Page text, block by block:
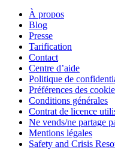
À propos
Blog
Presse
Tarification
Contact
Centre d’aide
Politique de
Préférences des
Conditions générales
Contrat de licence
Ne vends/ne partage
Mentions légales
Safety and Crisis